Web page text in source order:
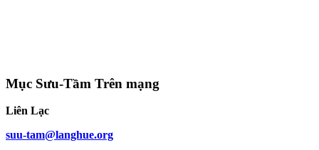
Mục Sưu-Tầm Trên mạng
Liên Lạc
suu-tam@langhue.org